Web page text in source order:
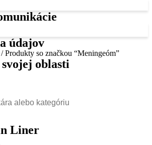
údajov
/ Produkty so značkou “Meningeóm”
oblasti
Liner